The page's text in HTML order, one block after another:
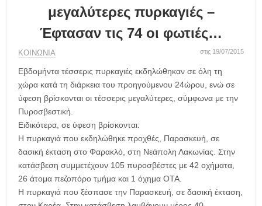
μεγαλύτερες πυρκαγιές –
Έφτασαν τις 74 οι φωτιές…
ΚΟΙΝΩΝΙΑ στις 19/07/2015
Εβδομήντα τέσσερις πυρκαγιές εκδηλώθηκαν σε όλη τη
χώρα κατά τη διάρκεια του προηγούμενου 24ώρου, ενώ σε
ύφεση βρίσκονται οι τέσσερις μεγαλύτερες, σύμφωνα με την
Πυροσβεστική.
Ειδικότερα, σε ύφεση βρίσκονται:
H πυρκαγιά που εκδηλώθηκε προχθές, Παρασκευή, σε
δασική έκταση στο Φαρακλό, στη Νεάπολη Λακωνίας. Στην
κατάσβεση συμμετέχουν 105 πυροσβέστες με 42 οχήματα,
26 άτομα πεζοπόρο τμήμα και 1 όχημα ΟΤΑ.
Η πυρκαγιά που ξέσπασε την Παρασκευή, σε δασική έκταση,